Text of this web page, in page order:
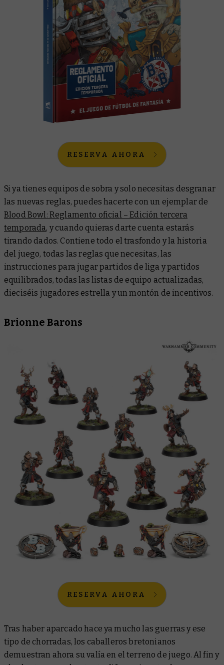
RESERVA AHORA
Si ya tienes equipos de sobra y solo necesitas desgranar
las nuevas reglas, puedes hacerte con un ejemplar de
Blood Bowl: Reglamento oficial – Edición tercera
temporada, y cuando quieras darte cuenta estarás
tirando dados. Contiene todo el trasfondo y la historia
del juego, todas las reglas que necesitas, las
instrucciones para jugar partidos de liga y partidos
equilibrados, todas las listas de equipo actualizadas,
dieciséis jugadores estrella y un montón de incentivos.
Brionne Barons
RESERVA AHORA
Tras haber aparcado hace ya mucho las guerras y ese
tipo de chorradas, los caballeros bretonianos
demuestran ahora su valía en el terreno de juego. Al fin y